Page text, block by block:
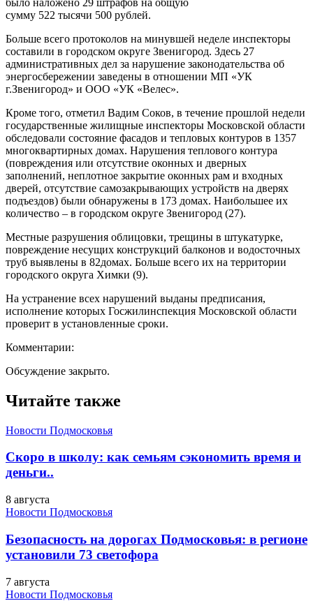
сумму 522 тысячи 500 рублей.
Больше всего протоколов на минувшей неделе инспекторы
составили в городском округе Звенигород. Здесь 27
административных дел за нарушение законодательства об
энергосбережении заведены в отношении МП «УК
г.Звенигород» и ООО «УК «Велес».
Кроме того, отметил Вадим Соков, в течение прошлой недели
государственные жилищные инспекторы Московской области
обследовали состояние фасадов и тепловых контуров в 1357
многоквартирных домах. Нарушения теплового контура
(повреждения или отсутствие оконных и дверных
заполнений, неплотное закрытие оконных рам и входных
дверей, отсутствие самозакрывающих устройств на дверях
подъездов) были обнаружены в 173 домах. Наибольшее их
количество – в городском округе Звенигород (27).
Местные разрушения облицовки, трещины в штукатурке,
повреждение несущих конструкций балконов и водосточных
труб выявлены в 82домах. Больше всего их на территории
городского округа Химки (9).
На устранение всех нарушений выданы предписания,
исполнение которых Госжилинспекция Московской области
проверит в установленные сроки.
Комментарии:
Обсуждение закрыто.
Читайте также
Новости Подмосковья
Скоро в школу: как семьям сэкономить время и
деньги..
8 августа
Новости Подмосковья
Безопасность на дорогах Подмосковья: в регионе
установили 73 светофора
7 августа
Новости Подмосковья